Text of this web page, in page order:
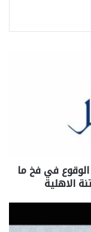
في فخ ما
الاهلية